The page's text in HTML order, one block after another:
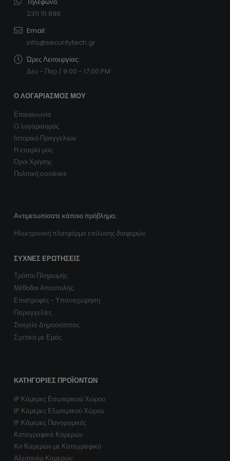
2311 111 898
Email:
info@securitytech.gr
Ώρες Λειτουργίας:
Δευ - Παρ / 9:00 - 17:00 PM
Ο ΛΟΓΑΡΙΑΣΜΌΣ ΜΟΥ
Επικοινωνία
Ο λογαριασμός
Ιστορικό Πραγγελιών
Η εταιρία μας
Όροι Χρήσης
Πολιτική cookies
Αντιμετωπίσατε κάποιο πρόβλημα;
Ηλεκτρονική πλατφόρμα επίλυσης διαφορών
ΣΥΧΝΈΣ ΕΡΩΤΉΣΕΙΣ
Τρόποι Πληρωμής
Μέθοδοι Αποστολής
Επιστροφές - Υπαναχώρηση
Παραγγελίες
Στοιχεία Δημοσιότητας
Σχετικά με Εμάς
ΚΑΤΗΓΟΡΊΕΣ ΠΡΟΪΌΝΤΩΝ
IP Κάμερες Εσωτερικού Χώρου
IP Κάμερες Εξωτερικού Χώρου
IP Κάμερες Πανοραμικές
Καταγραφικά Καμερών
Κιτ Καμερών με Καταγραφικό
Αξεσουάρ Καμερών